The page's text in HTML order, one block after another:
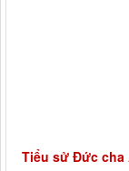
Tiểu sử Đức cha